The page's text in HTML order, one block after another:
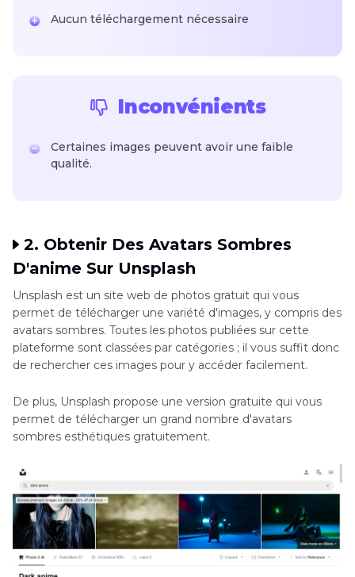
Aucun téléchargement nécessaire
Inconvénients
Certaines images peuvent avoir une faible
qualité.
2. Obtenir Des Avatars Sombres
D'anime Sur Unsplash
Unsplash est un site web de photos gratuit qui vous
permet de télécharger une variété d'images, y compris des
avatars sombres. Toutes les photos publiées sur cette
plateforme sont classées par catégories ; il vous suffit donc
de rechercher ces images pour y accéder facilement.
De plus, Unsplash propose une version gratuite qui vous
permet de télécharger un grand nombre d'avatars
sombres esthétiques gratuitement.